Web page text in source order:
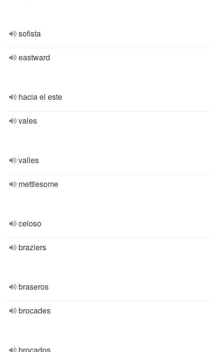
sofista
eastward
hacia el este
vales
valles
mettlesome
celoso
braziers
braseros
brocades